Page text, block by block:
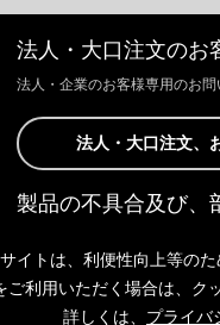
法人・大口注文のお
法人・企業のお客様専用のお問
法人・大口注文、
製品の不具合及び、
きましては、Webサイトにて
以下よりご連絡ください。
イトは、利便性向上等の
ご利用いただく場合は、ク
詳しくは、 プライバ